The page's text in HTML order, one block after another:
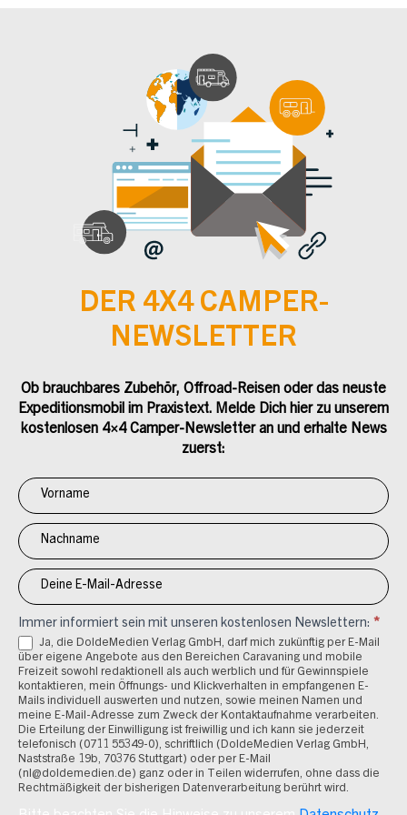
DER 4X4 CAMPER-
NEWSLETTER
Ob brauchbares Zubehör, Offroad-Reisen oder das neuste
Expeditionsmobil im Praxistext. Melde Dich hier zu unserem
kostenlosen 4×4 Camper-Newsletter an und erhalte News
zuerst:
Newsletter
Anmeldung
4x4
Immer informiert sein mit unseren kostenlosen Newslettern: *
Ja, die DoldeMedien Verlag GmbH, darf mich zukünftig per E-Mail
über eigene Angebote aus den Bereichen Caravaning und mobile
Freizeit sowohl redaktionell als auch werblich und für Gewinnspiele
kontaktieren, mein Öffnungs- und Klickverhalten in empfangenen E-
Mails individuell auswerten und nutzen, sowie meinen Namen und
meine E-Mail-Adresse zum Zweck der Kontaktaufnahme verarbeiten.
Die Erteilung der Einwilligung ist freiwillig und ich kann sie jederzeit
telefonisch (0711 55349-0), schriftlich (DoldeMedien Verlag GmbH,
Naststraße 19b, 70376 Stuttgart) oder per E-Mail
(nl@doldemedien.de) ganz oder in Teilen widerrufen, ohne dass die
Rechtmäßigkeit der bisherigen Datenverarbeitung berührt wird.